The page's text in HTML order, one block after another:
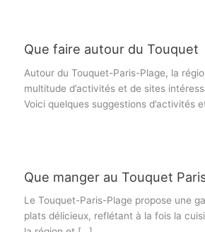
Que faire autour du Touquet
Autour du Touquet-Paris-Plage, la
multitude d’activités et de sites
Voici quelques suggestions d’activités
Que manger au Touquet
Le Touquet-Paris-Plage propose une
plats délicieux, reflétant à la fois la